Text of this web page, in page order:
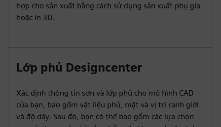
hợp cho sản xuất bằng cách sử dụng sản xuất phụ gia
hoặc in 3D.
Lớp phủ Designcenter
Xác định thông tin sơn và lớp phủ cho mô hình CAD
của bạn, bao gồm vật liệu phủ, mặt và vị trí ranh giới
và độ dày. Sau đó, bạn có thể bao gồm các lựa chọn